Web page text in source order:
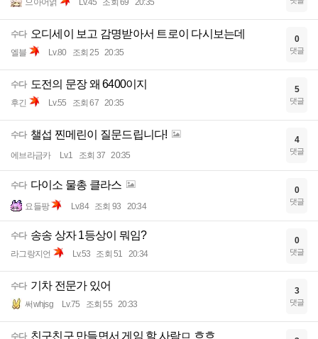
으아어얽 Lv.45 조회 69 20:35
수다 오디세이 보고 감명받아서 트로이 다시보는데
엘블 Lv.80 조회 25 20:35
0
댓글
수다 도전의 문장 왜 6400이지
후긴 Lv.55 조회 67 20:35
5
댓글
수다 챌섭 찐메린이 질문드립니다!
에브라금카 Lv.1 조회 37 20:35
4
댓글
수다 다이소 물총 클라스
요들팡 Lv.84 조회 93 20:34
0
댓글
수다 송송 상자 1등상이 뭐임?
라그랑지언 Lv.53 조회 51 20:34
0
댓글
수다 기차 전문가 있어
써whjsg Lv.75 조회 55 20:33
3
댓글
수다 친구친구 만들면서 게임 할 사람ㅁ 흐흐